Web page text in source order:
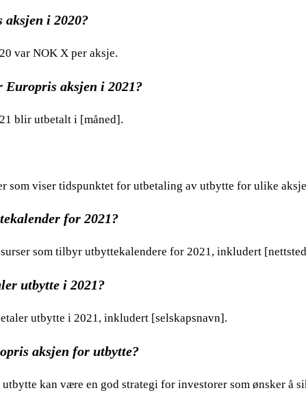
i 2020?
var NOK X per aksje.
aksjen i 2021?
blir utbetalt i [måned].
som viser tidspunktet for utbetaling av utbytte for ulike
for 2021?
som tilbyr utbyttekalendere for 2021, inkludert
utbytte i 2021?
utbytte i 2021, inkludert [selskapsnavn].
aksjen for utbytte?
kan være en god strategi for investorer som ønsker å